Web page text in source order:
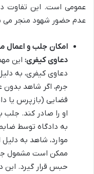
عمومی است. این تفاوت
عدم حضور شهود منجر می
امکان جلب و اعمال
دعاوی کیفری: این
دعاوی کیفری، به
جرم، اگر شاهد بدون
قضایی (بازپرس یا
او را صادر کند. جلب
به دادگاه توسط
موارد، شاهد به
ممکن است مشمول
حبس قرار گیرد. این